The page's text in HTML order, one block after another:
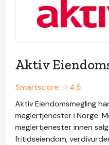
Aktiv
Smartscore: ☆4.5
Aktiv Eiendomsmegling
meglertjenester i Norge.
meglertjenester innen
fritidseiendom,